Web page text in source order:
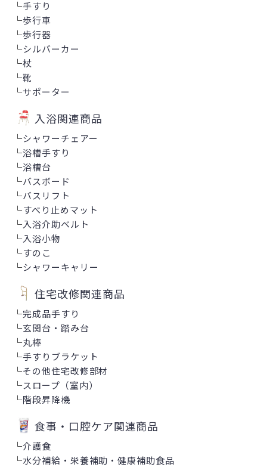
└手すり
└歩行車
└歩行器
└シルバーカー
└杖
└靴
└サポーター
入浴関連商品
└シャワーチェアー
└浴槽手すり
└浴槽台
└バスボード
└バスリフト
└すべり止めマット
└入浴介助ベルト
└入浴小物
└すのこ
└シャワーキャリー
住宅改修関連商品
└完成品手すり
└玄関台・踏み台
└丸棒
└手すりブラケット
└その他住宅改修部材
└スロープ（室内）
└階段昇降機
食事・口腔ケア関連商品
└介護食
└水分補給・栄養補助・健康補助食品